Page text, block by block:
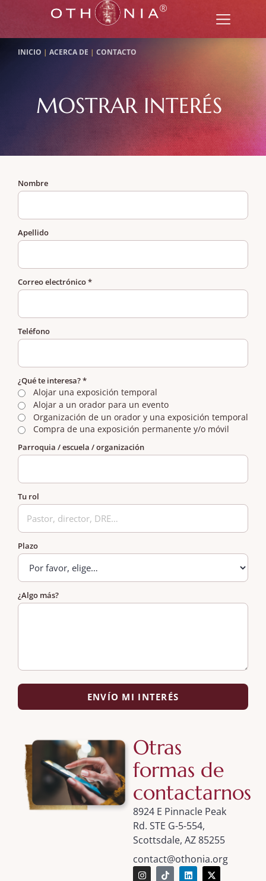
INICIO | ACERCA DE | CONTACTO
MOSTRAR INTERÉS
Nombre
Apellido
Correo electrónico*
Teléfono
¿Qué te interesa?*
Alojar una exposición temporal
Alojar a un orador para un evento
Organización de un orador y una exposición temporal
Compra de una exposición permanente y/o móvil
Parroquia / escuela / organización
Tu rol
Plazo
¿Algo más?
ENVÍO MI INTERÉS
Otras
formas de
contactarnos
8924 E Pinnacle Peak
Rd. STE G-5-554,
Scottsdale, AZ 85255
contact@othonia.org